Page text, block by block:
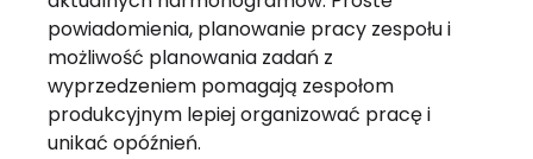
powiadomienia, planowanie pracy zespołu i
możliwość planowania zadań z
wyprzedzeniem pomagają zespołom
produkcyjnym lepiej organizować pracę i
unikać opóźnień.